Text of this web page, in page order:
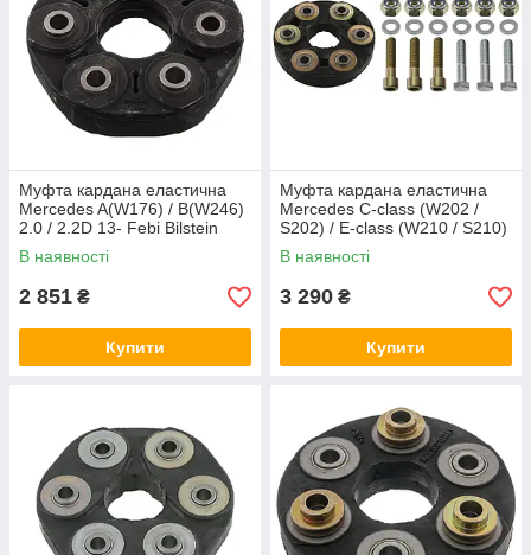
Муфта кардана еластична
Mercedes A(W176) / B(W246)
2.0 / 2.2D 13- Febi Bilstein
101774
В наявності
2 851 ₴
Купити
Муфта кардана еластична
Mercedes C-class (W202 /
S202) / E-class (W210 / S210)
89-03 (100 мм)
(ремкомплект) Febi Bilstein
В наявності
3 290 ₴
Купити